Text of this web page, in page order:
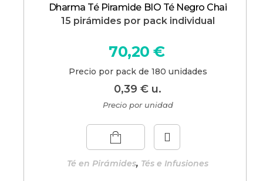
Dharma Té Piramide BIO Té Negro Chai
15 pirámides por pack individual
0,39€ u.
70,20€
Precio por pack de 180 unidades
Té en Pirámides, Tés e Infusiones
Precio por unidad